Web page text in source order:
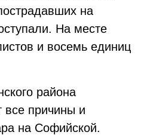
на
На месте
и восемь единиц
района
все причины и
на Софийской.